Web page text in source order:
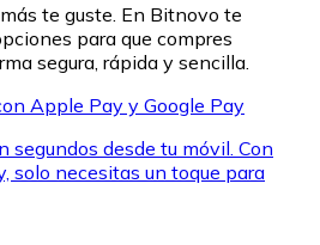
te guste. En Bitnovo te
para que compres
segura, rápida y sencilla.
Apple Pay y Google Pay
segundos desde tu móvil. Con
solo necesitas un toque para